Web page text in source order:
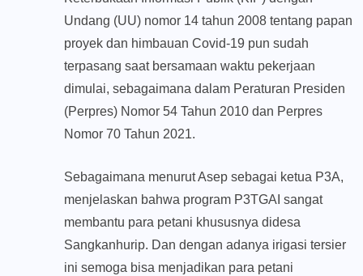
Undang (UU) nomor 14 tahun 2008 tentang papan
proyek dan himbauan Covid-19 pun sudah
terpasang saat bersamaan waktu pekerjaan
dimulai, sebagaimana dalam Peraturan Presiden
(Perpres) Nomor 54 Tahun 2010 dan Perpres
Nomor 70 Tahun 2021.
Sebagaimana menurut Asep sebagai ketua P3A,
menjelaskan bahwa program P3TGAI sangat
membantu para petani khususnya didesa
Sangkanhurip. Dan dengan adanya irigasi tersier
ini semoga bisa menjadikan para petani